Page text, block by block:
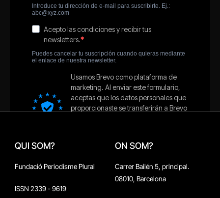
QUI SOM?
Fundació Periodisme Plural
ISSN 2339 - 9619
ON SOM?
Carrer Bailén 5, principal.
08010, Barcelona